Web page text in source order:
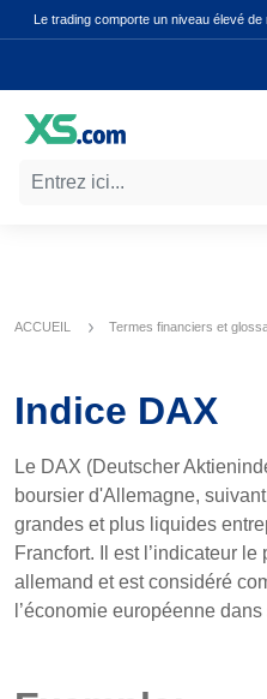
Le trading comporte un niveau élevé
ACCUEIL Termes financiers et
Indice DAX
Le DAX (Deutscher
boursier d'Allemagne,
grandes et plus liquides
Francfort. Il est l’indicateur
allemand et est considéré
l’économie européenne